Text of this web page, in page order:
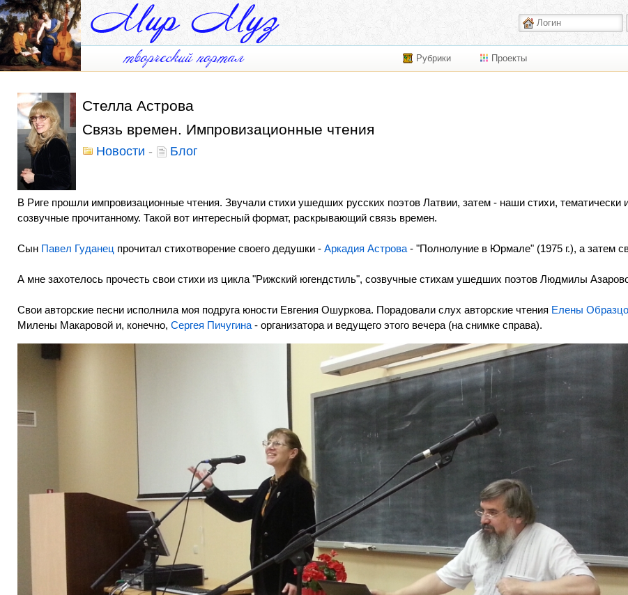
Рубрики Проекты
Стелла Астрова
Связь времен. Импровизационные чтения
Новости - Блог
В Риге прошли импровизационные чтения. Звучали стихи ушедших русских поэтов Латвии, затем - наши стихи, тематически
созвучные прочитанному. Такой вот интересный формат, раскрывающий связь времен.
Сын Павел Гуданец прочитал стихотворение своего дедушки - Аркадия Астрова - "Полнолуние в Юрмале" (1975 г.), а затем
А мне захотелось прочесть свои стихи из цикла "Рижский югендстиль", созвучные стихам ушедших поэтов Людмилы
Свои авторские песни исполнила моя подруга юности Евгения Ошуркова. Порадовали слух авторские чтения Елены
Милены Макаровой и, конечно, Сергея Пичугина - организатора и ведущего этого вечера (на снимке справа).